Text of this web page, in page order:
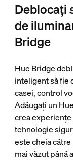
Deblocați
de
Bridge
Hue Bridge
inteligent să fie
casei, control
Adăugați un
crea
tehnologie
este cheia
mai văzut până